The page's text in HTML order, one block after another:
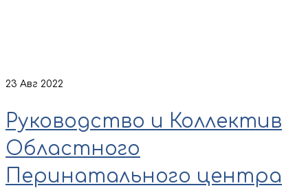
23 Авг 2022
Руководство и Коллектив
Областного
Перинатального центра